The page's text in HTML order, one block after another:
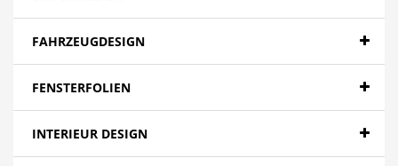
FAHRZEUGDESIGN
FENSTERFOLIEN
INTERIEUR DESIGN